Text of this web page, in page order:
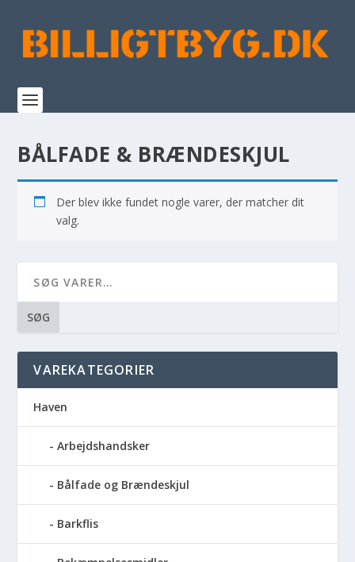
BÅLFADE & BRÆNDESKJUL
Der blev ikke fundet nogle varer, der matcher dit
valg.
SØG
VAREKATEGORIER
Haven
Arbejdshandsker
Bålfade og Brændeskjul
Barkflis